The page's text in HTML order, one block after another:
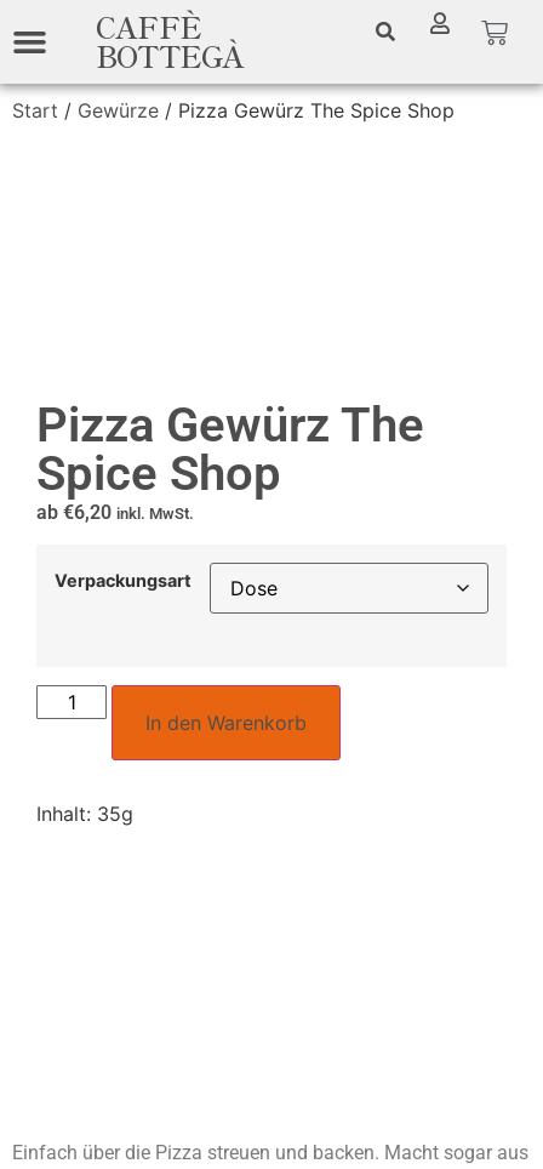
CAFFÈ
BOTTEGÀ
Start / Gewürze / Pizza Gewürz The Spice Shop
Pizza Gewürz The
Spice Shop
ab €6,20 inkl. MwSt.
Verpackungsart
In den Warenkorb
Inhalt: 35g
Einfach über die Pizza streuen und backen. Macht sogar aus